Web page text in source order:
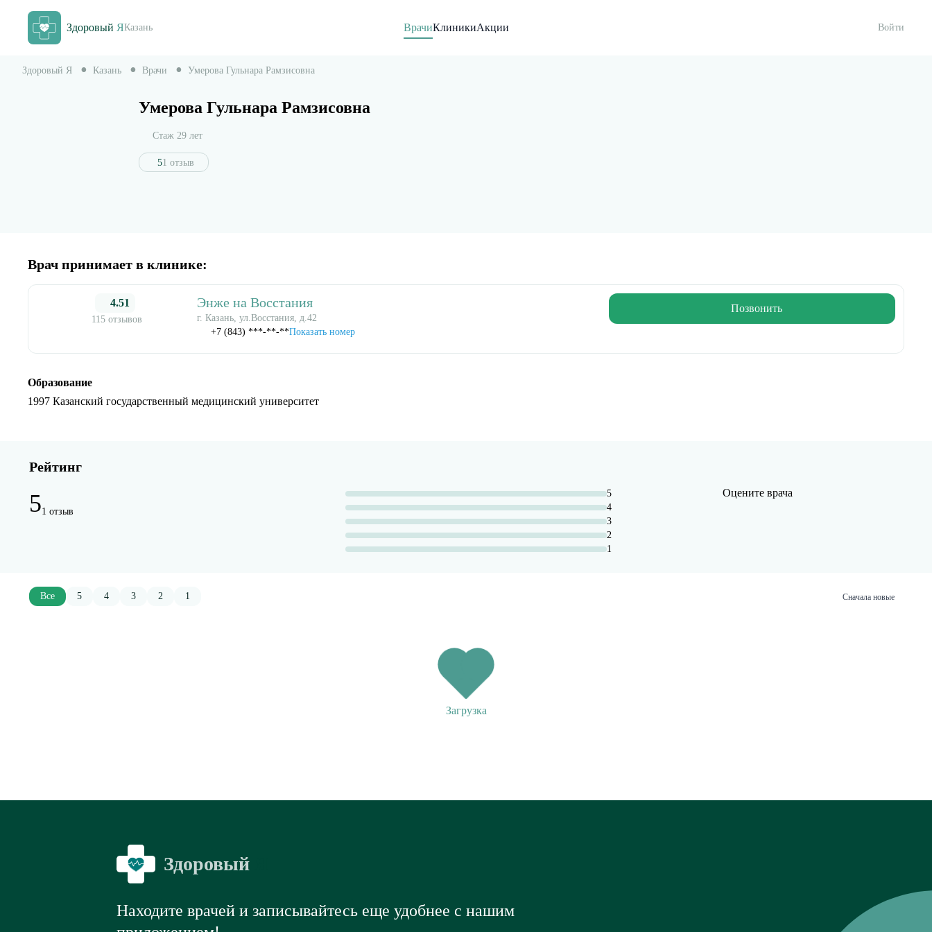
ВрачиКлиникиАкции
Здоровый ЯКазань Войти
Здоровый Я Казань Врачи Умерова Гульнара Рамзисовна
Умерова Гульнара Рамзисовна
Стаж 29 лет
51 отзыв
Врач принимает в клинике:
4.51
115 отзывов
Энже на Восстания
г. Казань, ул.Восстания, д.42
+7 (843) ***-**-**Показать номер
Позвонить
Образование
1997 Казанский государственный медицинский университет
Рейтинг
51 отзыв
5
4
3
2
1
Оцените врача
Все 5 4 3 2 1 Сначала новые
Загрузка
Здоровый
Находите врачей и записывайтесь еще удобнее с нашим